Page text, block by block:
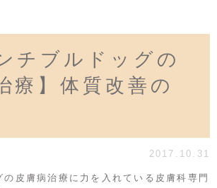
チブルドッグの
療】体質改善の
2017.10.31
の皮膚病治療に力を入れている皮膚科専門